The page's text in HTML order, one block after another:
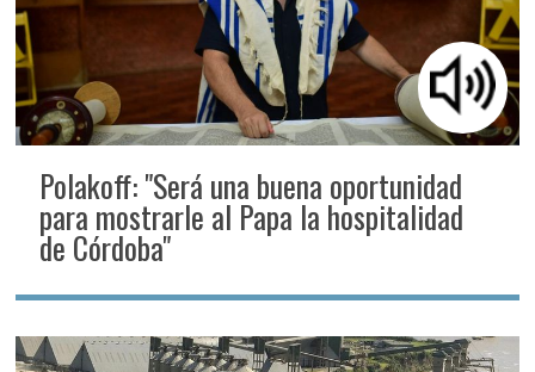
Polakoff: "Será una buena oportunidad
para mostrarle al Papa la hospitalidad
de Córdoba"